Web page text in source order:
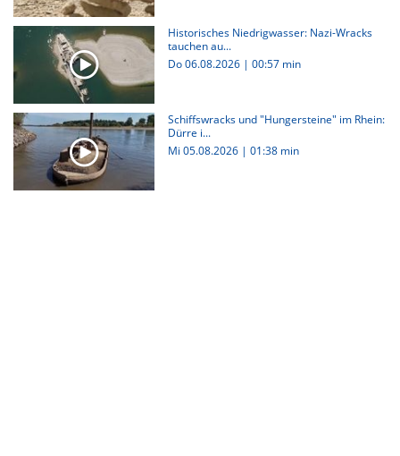
Historisches Niedrigwasser: Nazi-Wracks
tauchen au...
Do 06.08.2026 | 00:57 min
Schiffswracks und "Hungersteine" im Rhein:
Dürre i...
Mi 05.08.2026 | 01:38 min